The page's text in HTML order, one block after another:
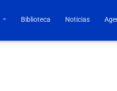
Biblioteca Noticias